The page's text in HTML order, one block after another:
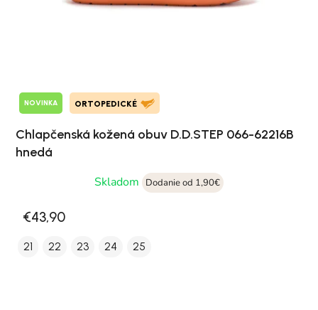
NOVINKA ORTOPEDICKÉ
Chlapčenská kožená obuv D.D.STEP 066-62216B
hnedá
Skladom
Dodanie od 1,90€
€43,90
21 22 23 24 25